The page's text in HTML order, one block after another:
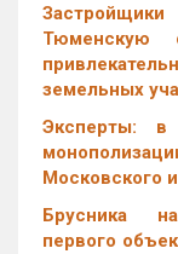
Тюменскую
земельных
Эксперты: в
Московского
Брусника
первого